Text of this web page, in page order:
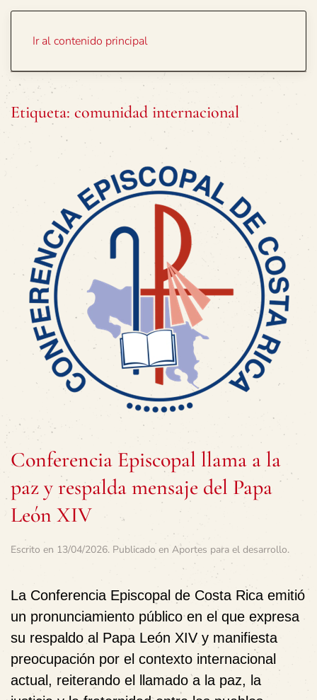
Ir al contenido principal
Etiqueta: comunidad internacional
Conferencia Episcopal llama a la
paz y respalda mensaje del Papa
León XIV
Escrito en 13/04/2026. Publicado en Aportes para el desarrollo.
La Conferencia Episcopal de Costa Rica emitió
un pronunciamiento público en el que expresa
su respaldo al Papa León XIV y manifiesta
preocupación por el contexto internacional
actual, reiterando el llamado a la paz, la